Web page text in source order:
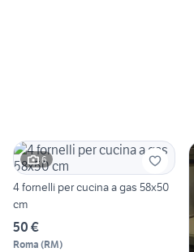
6
4 fornelli per cucina a gas 58x50
cm
50 €
Roma (RM)